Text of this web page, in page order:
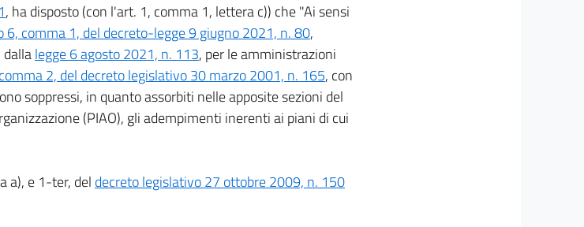
, ha disposto (con l'art. 1, comma 1, lettera c)) che "Ai sensi
6, comma 1, del decreto-legge 9 giugno 2021, n. 80,
legge 6 agosto 2021, n. 113, per le amministrazioni
2, del decreto legislativo 30 marzo 2001, n. 165, con
soppressi, in quanto assorbiti nelle apposite sezioni del
(PIAO), gli adempimenti inerenti ai piani di cui
a), e 1-ter, del decreto legislativo 27 ottobre 2009, n. 150